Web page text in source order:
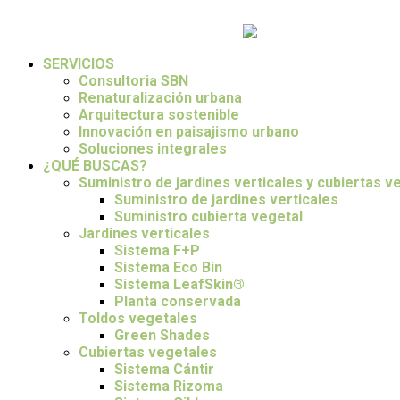
SERVICIOS
Consultoria SBN
Renaturalización urbana
Arquitectura sostenible
Innovación en paisajismo urbano
Soluciones integrales
¿QUÉ BUSCAS?
Suministro de jardines verticales y cubiertas
Suministro de jardines verticales
Suministro cubierta vegetal
Jardines verticales
Sistema F+P
Sistema Eco Bin
Sistema LeafSkin®
Planta conservada
Toldos vegetales
Green Shades
Cubiertas vegetales
Sistema Cántir
Sistema Rizoma